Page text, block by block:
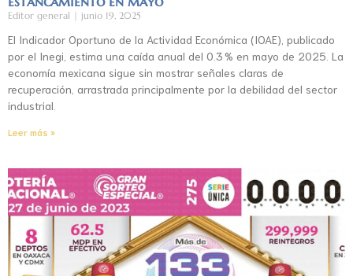
Editor general junio 19, 2025
El Indicador Oportuno de la Actividad Económica (IOAE), publicado
por el Inegi, estima una caída anual del 0.3 % en mayo de 2025. La
economía mexicana sigue sin mostrar señales claras de
recuperación, arrastrada principalmente por la debilidad del sector
industrial.
Leer más »